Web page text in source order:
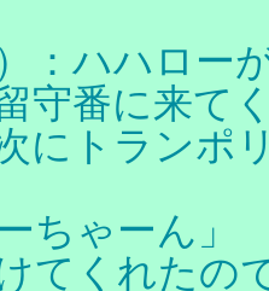
：ハハロー
守番に来て
にトランポ
ちゃーん」
てくれたの